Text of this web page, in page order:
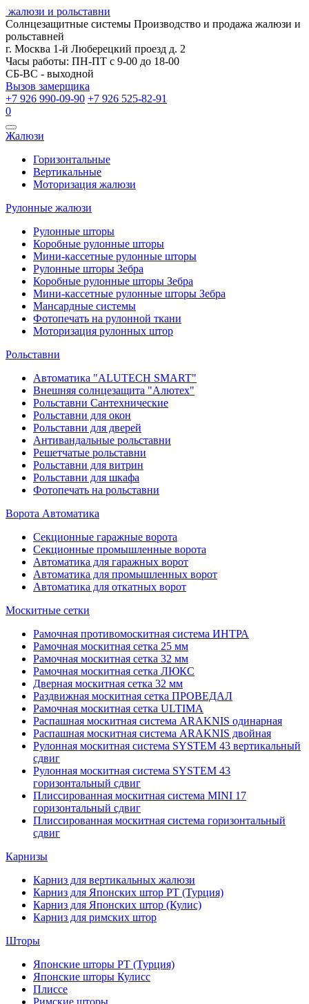
жалюзи и рольставни
Солнцезащитные системы Производство и продажа жалюзи и
рольставней
г. Москва 1-й Люберецкий проезд д. 2
Часы работы: ПН-ПТ с 9-00 до 18-00
СБ-ВС - выходной
Вызов замерщика
+7 926 990-09-90 +7 926 525-82-91
0
Открыть
навигацию
Жалюзи
Горизонтальные
Вертикальные
Моторизация жалюзи
Рулонные жалюзи
Рулонные шторы
Коробные рулонные шторы
Мини-кассетные рулонные шторы
Рулонные шторы Зебра
Коробные рулонные шторы Зебра
Мини-кассетные рулонные шторы Зебра
Мансардные системы
Фотопечать на рулонной ткани
Моторизация рулонных штор
Рольставни
Автоматика "ALUTECH SMART"
Внешняя солнцезащита "Алютех"
Рольставни Сантехнические
Рольставни для окон
Рольставни для дверей
Антивандальные рольставни
Решетчатые рольставни
Рольставни для витрин
Рольставни для шкафа
Фотопечать на рольставни
Ворота Автоматика
Секционные гаражные ворота
Секционные промышленные ворота
Автоматика для гаражных ворот
Автоматика для промышленных ворот
Автоматика для откатных ворот
Москитные сетки
Рамочная противомоскитная система ИНТРА
Рамочная москитная сетка 25 мм
Рамочная москитная сетка 32 мм
Рамочная москитная сетка ЛЮКС
Дверная москитная сетка 32 мм
Раздвижная москитная сетка ПРОВЕДАЛ
Рамочная москитная сетка ULTIMA
Распашная москитная система ARAKNIS одинарная
Распашная москитная система ARAKNIS двойная
Рулонная москитная система SYSTEM 43 вертикальный
сдвиг
Рулонная москитная система SYSTEM 43
горизонтальный сдвиг
Плиссированная москитная система MINI 17
горизонтальный сдвиг
Плиссированная москитная система горизонтальный
сдвиг
Карнизы
Карниз для вертикальных жалюзи
Карниз для Японских штор РТ (Турция)
Карниз для Японских штор (Кулис)
Карниз для римских штор
Шторы
Японские шторы РТ (Турция)
Японские шторы Кулисс
Плиссе
Римские шторы